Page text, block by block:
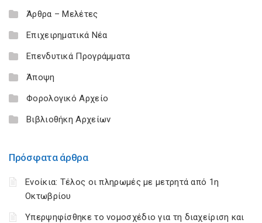
Άρθρα – Μελέτες
Επιχειρηματικά Νέα
Επενδυτικά Προγράμματα
Άποψη
Φορολογικό Αρχείο
Βιβλιοθήκη Αρχείων
Πρόσφατα άρθρα
Ενοίκια: Τέλος οι πληρωμές με μετρητά από 1η
Οκτωβρίου
Υπερψηφίσθηκε το νομοσχέδιο για τη διαχείριση και